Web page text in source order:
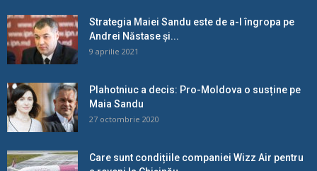
Strategia Maiei Sandu este de a-l îngropa pe
Andrei Năstase și...
9 aprilie 2021
Plahotniuc a decis: Pro-Moldova o susține pe
Maia Sandu
27 octombrie 2020
Care sunt condițiile companiei Wizz Air pentru